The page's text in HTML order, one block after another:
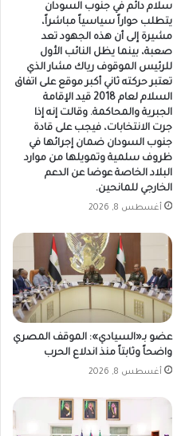
سلام دائم في جنوب السودان
يتطلب حواراً سياسياً مباشراً،
مشيرة إلى أن هذه الجهود تعد
صعبة، بينما يظل النائب الأول
للرئيس الموقوف رياك مشار الذي
تعتبر حركته ثاني أكبر موقع على اتفاق
السلام لعام 2018 قيد الإقامة
الجبرية والمحاكمة. وقالت إنه إذا
جرت الانتخابات، فيجب على قادة
جنوب السودان ضمان إجرائها في
ظروف سلمية وتمويلها من موارد
البلاد الخاصة عوضا عن الدعم
الخارجي للمانحين.
أغسطس 8, 2026
عضو بـ«السيادي»: الموقف المصري
واضحاً وثابتاً منذ اندلاع الحرب
أغسطس 8, 2026